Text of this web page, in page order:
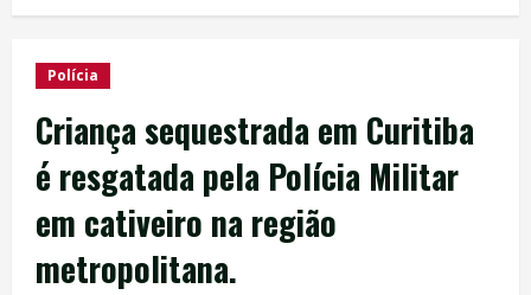
Polícia
Criança sequestrada em Curitiba
é resgatada pela Polícia Militar
em cativeiro na região
metropolitana.